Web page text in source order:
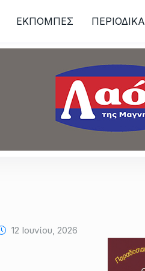
ΕΚΠΟΜΠΕΣ ΠΕΡΙΟΔΙΚΑ
12 Ιουνίου, 2026